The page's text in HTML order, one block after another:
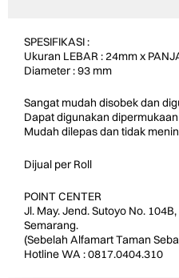
SPESIFIKASI :
Ukuran LEBAR : 24mm x
Diameter : 93 mm
Sangat mudah disobek dan
Dapat digunakan
Mudah dilepas dan tidak
Dijual per Roll
POINT CENTER
Jl. May. Jend. Sutoyo No.
Semarang.
(Sebelah Alfamart Taman
Hotline WA : 0817.0404.310